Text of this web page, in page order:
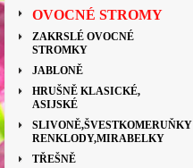
OVOCNÉ STROMY
ZAKRSLÉ OVOCNÉ
STROMKY
JABLONĚ
HRUŠNĚ KLASICKÉ,
ASIJSKÉ
SLIVONĚ,ŠVESTKOMERUŇKY
RENKLODY,MIRABELKY
TŘEŠNĚ